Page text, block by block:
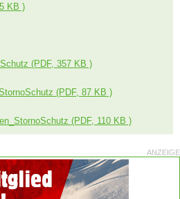
KB )
(PDF, 357 KB )
(PDF, 87 KB )
(PDF, 110 KB )
ANZEIGE